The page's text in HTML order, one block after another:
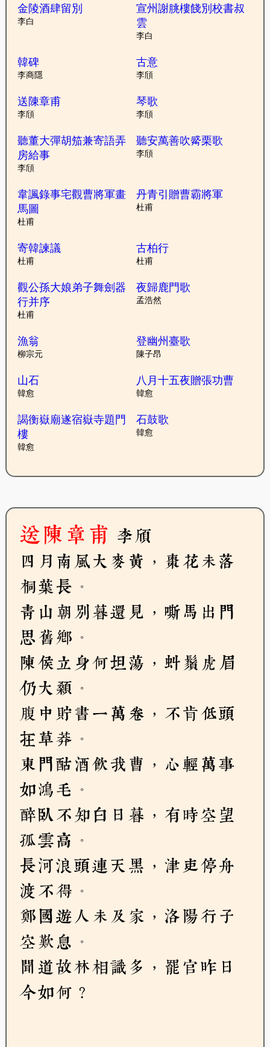
金陵酒肆留別
李白
宣州謝朓樓餞別校書叔
雲
李白
韓碑
李商隱
古意
李頎
送陳章甫
李頎
琴歌
李頎
聽董大彈胡笳兼寄語弄
房給事
李頎
聽安萬善吹觱栗歌
李頎
韋諷錄事宅觀曹將軍畫
馬圖
杜甫
丹青引贈曹霸將軍
杜甫
寄韓諫議
杜甫
古柏行
杜甫
觀公孫大娘弟子舞劍器
行并序
杜甫
夜歸鹿門歌
孟浩然
漁翁
柳宗元
登幽州臺歌
陳子昂
山石
韓愈
八月十五夜贈張功曹
韓愈
謁衡嶽廟遂宿嶽寺題門
樓
韓愈
石鼓歌
韓愈
送陳章甫 李頎
四月南風大麥黃，棗花未落
桐葉長。
青山朝別暮還見，嘶馬出門
思舊鄉。
陳侯立身何坦蕩，虯鬚虎眉
仍大顙。
腹中貯書一萬卷，不肯低頭
在草莽。
東門酤酒飲我曹，心輕萬事
如鴻毛。
醉臥不知白日暮，有時空望
孤雲高。
長河浪頭連天黑，津吏停舟
渡不得。
鄭國遊人未及家，洛陽行子
空歎息。
聞道故林相識多，罷官昨日
今如何？